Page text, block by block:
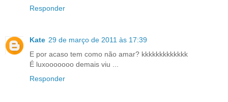
Responder
Kate 29 de março de 2011 às 17:39
E por acaso tem como não amar? kkkkkkkkkkkkk
É luxooooooo demais viu ...
Responder